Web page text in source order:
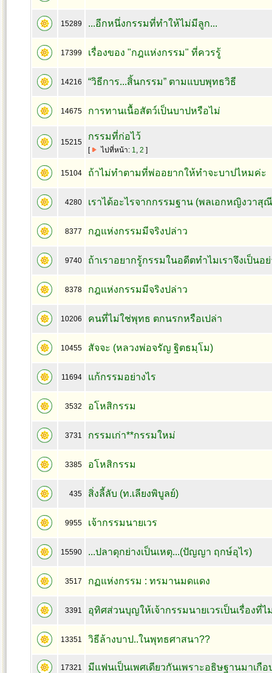
15289 ...อีกหนึ่งกรรมที่ทำให้ไม่มีลูก...
17399 เรื่องของ "กฎแห่งกรรม" ที่ควรรู้
14216 “วิธีการ...สิ้นกรรม” ตามแบบพุทธวิธี
14675 การทานเนื้อสัตว์เป็นบาปหรือไม่
15215
กรรมที่ก่อไว้
[ ไปที่หน้า: 1, 2 ]
15104 ถ้าไม่ทำตามที่พ่ออยากให้ทำจะบาปไหมค่ะ
4280 เราได้อะไรจากกรรมฐาน (พลเอกหญิงวาสุ
8377 กฎแห่งกรรมมีจริงปล่าว
9740 ถ้าเราอยากรู้กรรมในอดีตทำไมเราจึงเป็นอ
8378 กฎแห่งกรรมมีจริงปล่าว
10206 คนที่ไม่ใช่พุทธ ตกนรกหรือเปล่า
10455 สัจจะ (หลวงพ่อจรัญ ฐิตธมฺโม)
11694 แก้กรรมอย่างไร
3532 อโหสิกรรม
3731 กรรมเก่า**กรรมใหม่
3385 อโหสิกรรม
435 สิ่งลี้ลับ (ท.เลียงพิบูลย์)
9955 เจ้ากรรมนายเวร
15590 ...ปลาดุกย่างเป็นเหตุ...(ปัญญา ฤกษ์อุไร)
3517 กฏแห่งกรรม : ทรมานมดแดง
3391 อุทิศส่วนบุญให้เจ้ากรรมนายเวรเป็นเรื่องที่
13351 วิธีล้างบาป..ในพุทธศาสนา??
17321 มีแฟนเป็นเพศเดียวกันเพราะอธิษฐานมาเกื